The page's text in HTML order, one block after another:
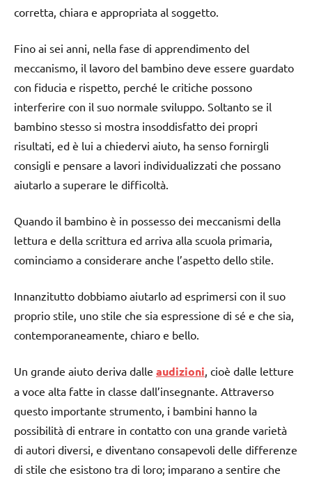
corretta, chiara e appropriata al soggetto.
Fino ai sei anni, nella fase di apprendimento del
meccanismo, il lavoro del bambino deve essere guardato
con fiducia e rispetto, perché le critiche possono
interferire con il suo normale sviluppo. Soltanto se il
bambino stesso si mostra insoddisfatto dei propri
risultati, ed è lui a chiedervi aiuto, ha senso fornirgli
consigli e pensare a lavori individualizzati che possano
aiutarlo a superare le difficoltà.
Quando il bambino è in possesso dei meccanismi della
lettura e della scrittura ed arriva alla scuola primaria,
cominciamo a considerare anche l’aspetto dello stile.
Innanzitutto dobbiamo aiutarlo ad esprimersi con il suo
proprio stile, uno stile che sia espressione di sé e che sia,
contemporaneamente, chiaro e bello.
Un grande aiuto deriva dalle audizioni , cioè dalle letture
a voce alta fatte in classe dall’insegnante. Attraverso
questo importante strumento, i bambini hanno la
possibilità di entrare in contatto con una grande varietà
di autori diversi, e diventano consapevoli delle differenze
di stile che esistono tra di loro; imparano a sentire che